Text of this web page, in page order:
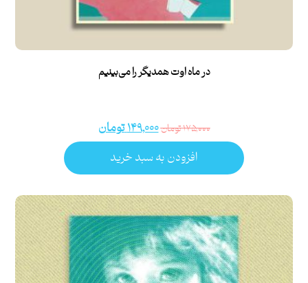
در ماه اوت همدیگر را می‌‌بینیم
۱۷۵,۰۰۰تومان۱۴۹,۰۰۰تومان
افزودن به سبد خرید